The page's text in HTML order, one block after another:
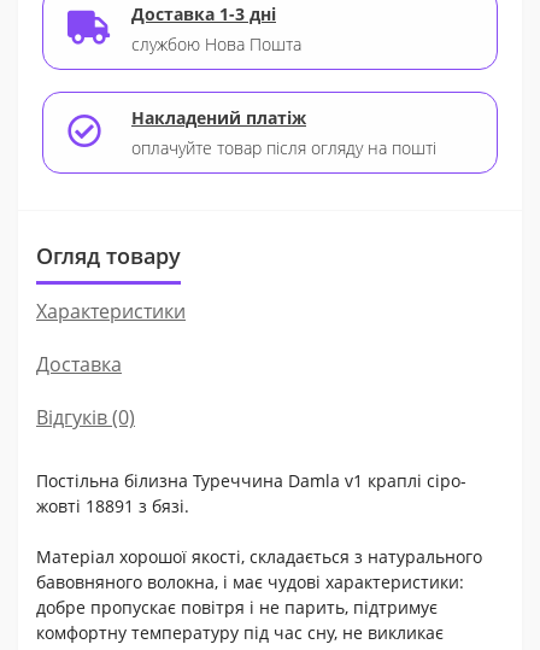
Доставка 1-3 дні
службою Нова Пошта
Накладений платіж
оплачуйте товар після огляду на пошті
Огляд товару
Характеристики
Доставка
Відгуків (0)
Постільна білизна Туреччина Damla v1 краплі сіро-
жовті 18891 з бязі.
Матеріал хорошої якості, складається з натурального
бавовняного волокна, і має чудові характеристики:
добре пропускає повітря і не парить, підтримує
комфортну температуру під час сну, не викликає